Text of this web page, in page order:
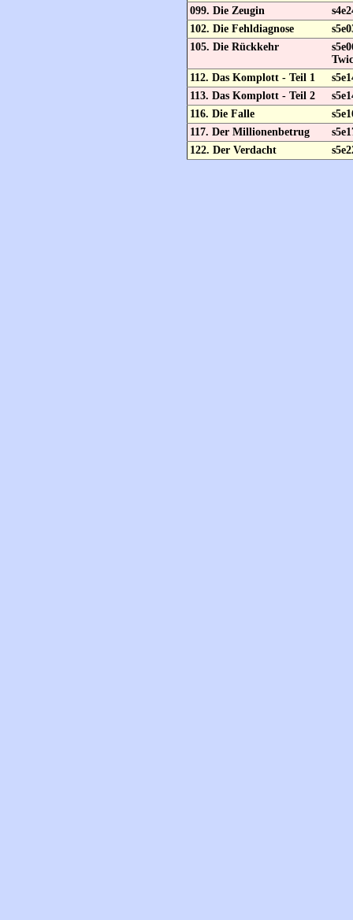
099. Die Zeugin
102. Die Fehldiagnose
105. Die Rückkehr
112. Das Komplott - Teil 1
113. Das Komplott - Teil 2
116. Die Falle
117. Der Millionenbetrug
122. Der Verdacht